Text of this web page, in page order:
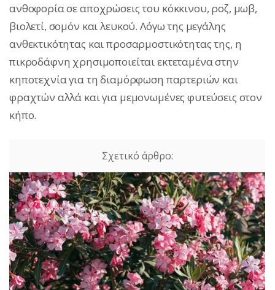
ανθοφορία σε αποχρώσεις του κόκκινου, ροζ, μωβ,
βιολετί, σομόν και λευκού. Λόγω της μεγάλης
ανθεκτικότητας και προσαρμοστικότητας της, η
πικροδάφνη χρησιμοποιείται εκτεταμένα στην
κηποτεχνία για τη διαμόρφωση παρτεριών και
φραχτών αλλά και για μεμονωμένες φυτεύσεις στον
κήπο.